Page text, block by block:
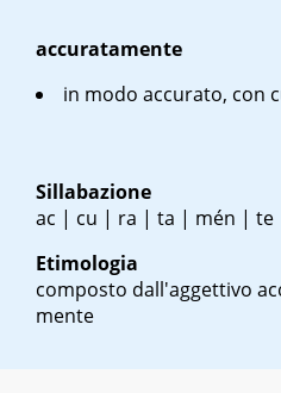
accuratamente
in modo accurato, con
Sillabazione
ac | cu | ra | ta | mén | te
Etimologia
composto dall'aggettivo
mente